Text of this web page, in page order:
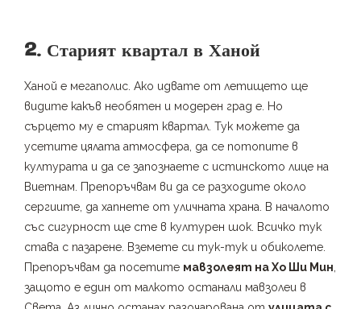
2. Старият квартал в Ханой
Ханой е мегаполис. Ако идвате от летището ще
видите какъв необятен и модерен град е. Но
сърцето му е старият квартал. Тук можете да
усетите цялата атмосфера, да се потопите в
културата и да се запознаете с истинското лице на
Виетнам. Препоръчвам ви да се разходите около
сергиите, да хапнете от уличната храна. В началото
със сигурност ще сте в културен шок. Всичко тук
става с пазарене. Вземете си тук-тук и обиколете.
Препоръчвам да посетите мавзолеят на Хо Ши Мин
защото е един от малкото останали мавзолеи в